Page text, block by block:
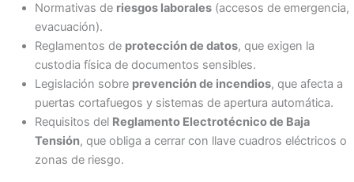
Normativas de riesgos laborales(accesos de emergencia,
evacuación).
Reglamentos de protección de datos, que exigen la
custodia física de documentos sensibles.
Legislación sobre prevención de incendios, que afecta a
puertas cortafuegos y sistemas de apertura automática.
Requisitos del Reglamento Electrotécnico de Baja
Tensión, que obliga a cerrar con llave cuadros eléctricos o
zonas de riesgo.